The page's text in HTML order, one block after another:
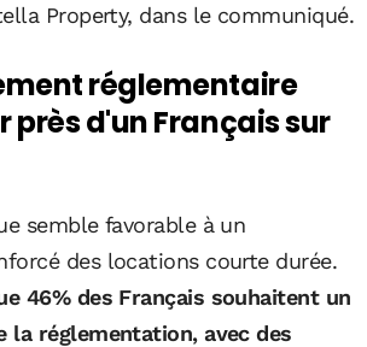
Property, dans le communiqué.
réglementaire
près d'un Français sur
semble favorable à un
des locations courte durée.
46% des Français souhaitent un
la réglementation, avec des